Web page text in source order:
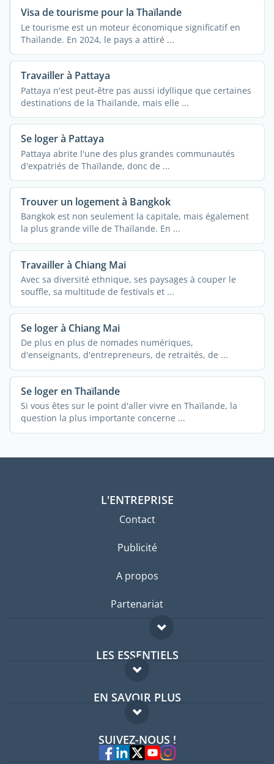
Visa de tourisme pour la Thaïlande
Le tourisme est un moteur économique significatif en
Thaïlande. En 2024, le pays a attiré ...
Travailler à Pattaya
Pattaya n'est peut-être pas aussi idyllique que certaines
destinations de la Thaïlande, mais elle ...
Se loger à Pattaya
Pattaya abrite l'une des plus grandes communautés
d'expatriés de Thaïlande, donc de ...
Trouver un logement à Bangkok
Bangkok est non seulement la capitale, mais également
la plus grande ville de Thaïlande. En ...
Travailler à Chiang Mai
Avec sa diversité ethnique, ses paysages à couper le
souffle, sa multitude de festivals et ...
Se loger à Chiang Mai
De plus en plus de nomades numériques,
d'enseignants, d'entrepreneurs, de retraités, de ...
Se loger en Thaïlande
Si vous êtes sur le point d'aller vivre en Thaïlande, la
question la plus importante concerne ...
L'ENTREPRISE
Contact
Publicité
A propos
Partenariat
LES ESSENTIELS
Forum expatriés
Guides pays
EN SAVOIR PLUS
FAQ
Experts
SUIVEZ-NOUS !